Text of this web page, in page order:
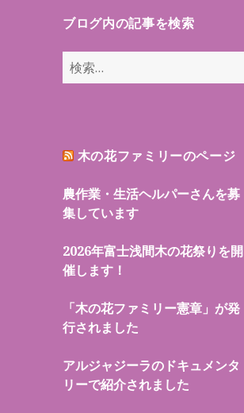
ブログ内の記事を検索
検
索:
木の花ファミリーのページ
農作業・生活ヘルパーさんを募
集しています
2026年富士浅間木の花祭りを開
催します！
「木の花ファミリー憲章」が発
行されました
アルジャジーラのドキュメンタ
リーで紹介されました